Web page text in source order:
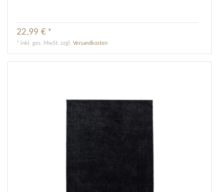
22,99 € *
* inkl. ges. MwSt. zzgl.Versandkosten